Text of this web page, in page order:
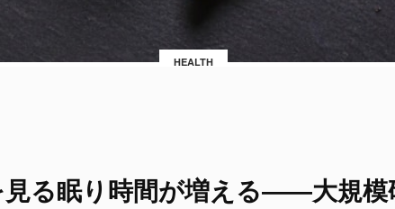
HEALTH
る眠り時間が増える――大規模